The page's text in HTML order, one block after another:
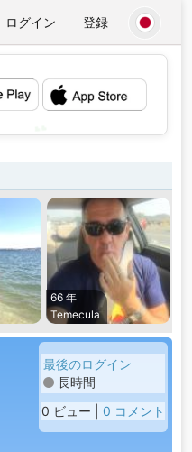
ログイン 登録
66 年
Temecula
最後のログイン
長時間
0 ビュー | 0 コメント